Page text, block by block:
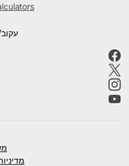
עקוב/י
מדיניות